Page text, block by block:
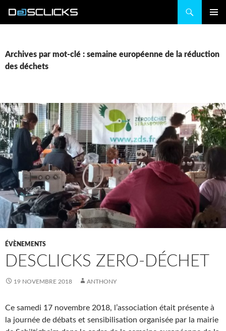
Archives par mot-clé : semaine européenne de la réduction
des déchets
ÉVÈNEMENTS
DESCLICKS ZERO-DÉCHET
19 NOVEMBRE 2018 ANTHONY
Ce samedi 17 novembre 2018, l’association était présente à
la journée de débats et sensibilisation organisée par la mairie